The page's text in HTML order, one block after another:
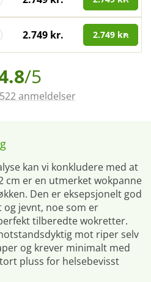
2.749 kr. 2.749 kr.
/5
anmeldelser
kan vi konkludere med at
cm er en utmerket wokpanne
Den er eksepsjonelt god
jevnt, noe som er
tilberedte wokretter.
mot riper selv
og krever minimalt med
pluss for helsebevisst